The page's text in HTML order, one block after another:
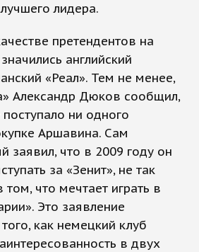
лидера.
претендентов на
английский
«Реал». Тем не менее,
Александр Дюков сообщил,
ни одного
Аршавина. Сам
заявил, что в 2009 году он
за «Зенит», не так
что мечтает играть в
Это заявление
как немецкий клуб
в двух